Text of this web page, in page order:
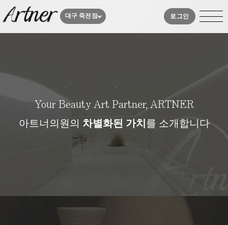
대구 죽전점 로그인
너
Your Beauty Art Partner, ARTNER
아트너의원의 차별화된 가치 를 소개합니다